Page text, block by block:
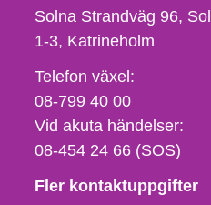
Solna Strandväg 96,
1-3 Katrineholm
Telefon,
fax
och
e-
Telefon växel:
08-799 40 00
Vid akuta händelser:
08-454 24 66 (SOS)
Fler kontaktuppgifter